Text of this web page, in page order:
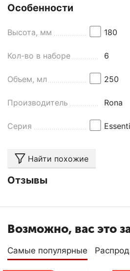
Особенности
Высота, мм 180
Кол-во в наборе 6
Объем, мл 250
Производитель Rona
Серия
Найти похожие
Отзывы
Возможно, вас это
Самые популярные